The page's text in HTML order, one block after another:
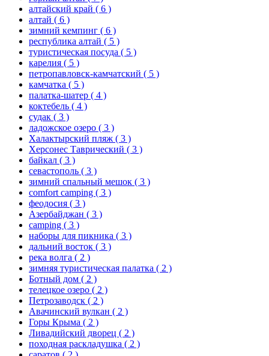
алтайский край ( 6 )
алтай ( 6 )
зимний кемпинг ( 6 )
республика алтай ( 5 )
туристическая посуда ( 5 )
карелия ( 5 )
петропавловск-камчатский ( 5 )
камчатка ( 5 )
палатка-шатер ( 4 )
коктебель ( 4 )
судак ( 3 )
ладожское озеро ( 3 )
Халактырский пляж ( 3 )
Херсонес Таврический ( 3 )
байкал ( 3 )
севастополь ( 3 )
зимний спальный мешок ( 3 )
comfort camping ( 3 )
феодосия ( 3 )
Азербайджан ( 3 )
camping ( 3 )
наборы для пикника ( 3 )
дальний восток ( 3 )
река волга ( 2 )
зимняя туристическая палатка ( 2 )
Ботный дом ( 2 )
телецкое озеро ( 2 )
Петрозаводск ( 2 )
Авачинский вулкан ( 2 )
Горы Крыма ( 2 )
Ливадийский дворец ( 2 )
походная раскладушка ( 2 )